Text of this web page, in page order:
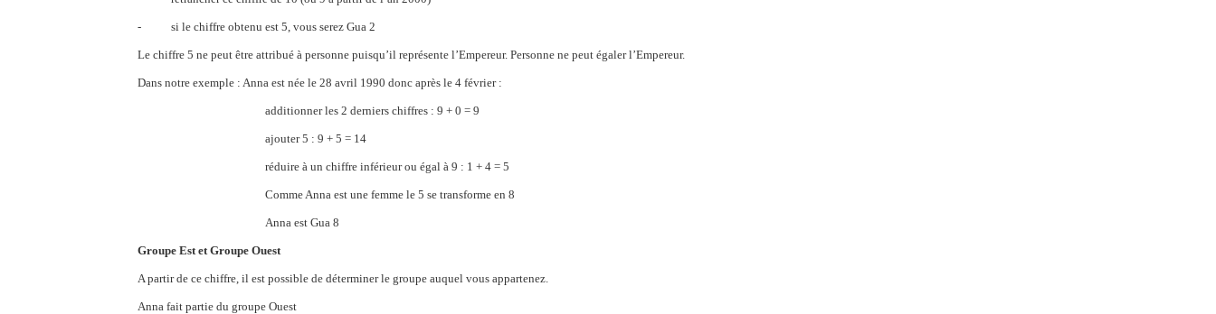
- si le chiffre obtenu est 5, vous serez Gua 2
Le chiffre 5 ne peut être attribué à personne puisqu’il représente l’Empereur. Personne ne peut égaler l’Empereur.
Dans notre exemple : Anna est née le 28 avril 1990 donc après le 4 février :
additionner les 2 derniers chiffres : 9 + 0 = 9
ajouter 5 : 9 + 5 = 14
réduire à un chiffre inférieur ou égal à 9 : 1 + 4 = 5
Comme Anna est une femme le 5 se transforme en 8
Anna est Gua 8
Groupe Est et Groupe Ouest
A partir de ce chiffre, il est possible de déterminer le groupe auquel vous appartenez.
Anna fait partie du groupe Ouest